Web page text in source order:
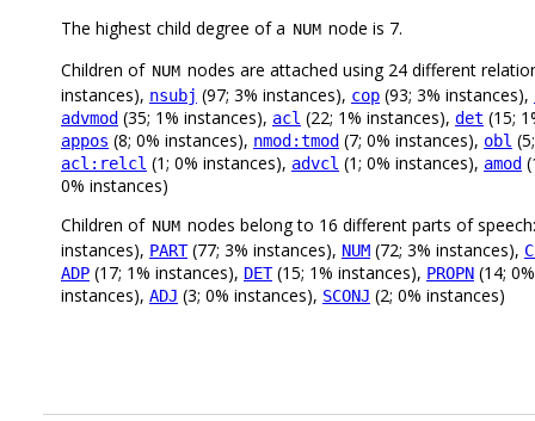
The highest child degree of a NUM node is 7.
Children of NUM nodes are attached using 24 different
instances), nsubj (97; 3% instances), cop (93; 3% instances),
advmod (35; 1% instances), acl (22; 1% instances), det (15;
appos (8; 0% instances), nmod:tmod (7; 0% instances), obl
acl:relcl (1; 0% instances), advcl (1; 0% instances), amod
0% instances)
Children of NUM nodes belong to 16 different parts of
instances), PART(77; 3% instances), NUM (72; 3% instances),
ADP (17; 1% instances), DET(15; 1% instances), PROPN (14;
instances), ADJ (3; 0% instances), SCONJ (2; 0% instances)